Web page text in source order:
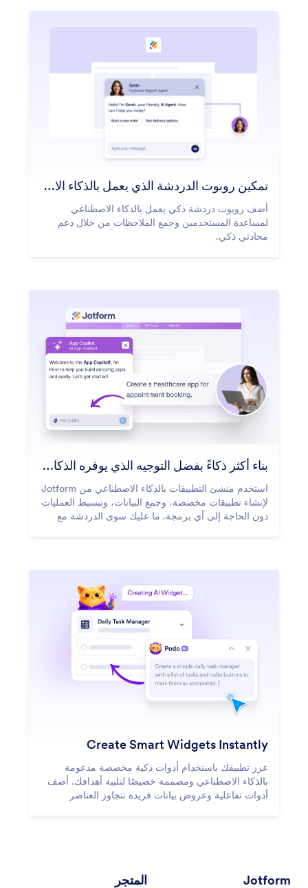
تمكين روبوت الدردشة الذي يعمل بالذكاء الاصطناعي
أضف روبوت دردشة ذكي يعمل بالذكاء الاصطناعي
لمساعدة المستخدمين وجمع الملاحظات من خلال دعم
محادثي ذكي.
بناء أكثر ذكاءً بفضل التوجيه الذي يوفره الذكاء الاصطناعي
استخدم منشئ التطبيقات بالذكاء الاصطناعي من Jotform
لإنشاء تطبيقات مخصصة، وجمع البيانات، وتبسيط العمليات
دون الحاجة إلى أي برمجة. ما عليك سوى الدردشة مع
Create Smart Widgets Instantly
عزز تطبيقك باستخدام أدوات ذكية مخصصة مدعومة
بالذكاء الاصطناعي ومصممة خصيصًا لتلبية أهدافك. أضف
أدوات تفاعلية وعروض بيانات فريدة تتجاوز العناصر
Jotform المتجر